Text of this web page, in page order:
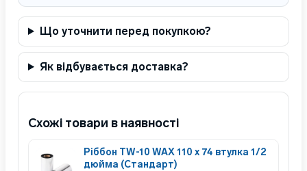
Що уточнити перед покупкою?
Як відбувається доставка?
Схожі товари в наявності
Ріббон TW-10 WAX 110 x 74 втулка 1/2
дюйма (Стандарт)